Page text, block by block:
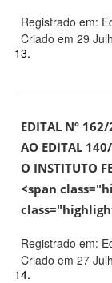
Registrado em:
Criado em 29
13.
EDITAL Nº 162/
AO EDITAL
O INSTITUTO
<span
Registrado em:
Criado em 27
14.